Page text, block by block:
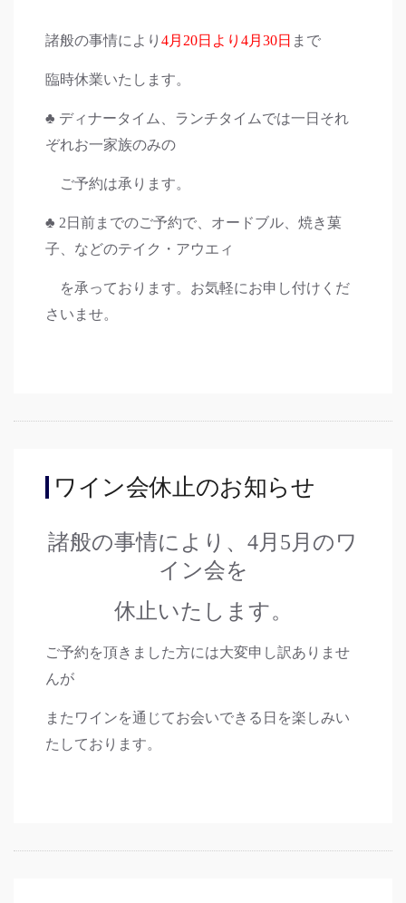
諸般の事情により 4月20日より4月30日 まで
臨時休業いたします。
♣ ディナータイム、ランチタイムでは一日それ
ぞれお一家族のみの
ご予約は承ります。
♣ 2日前までのご予約で、オードブル、焼き菓
子、などのテイク・アウエィ
を承っております。お気軽にお申し付けくだ
さいませ。
ワイン会休止のお知らせ
諸般の事情により、4月5月のワ
イン会を
休止いたします。
ご予約を頂きました方には大変申し訳ありませ
んが
またワインを通じてお会いできる日を楽しみい
たしております。